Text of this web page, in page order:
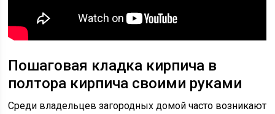
Пошаговая кладка кирпича в
полтора кирпича своими руками
Среди владельцев загородных домой часто возникают